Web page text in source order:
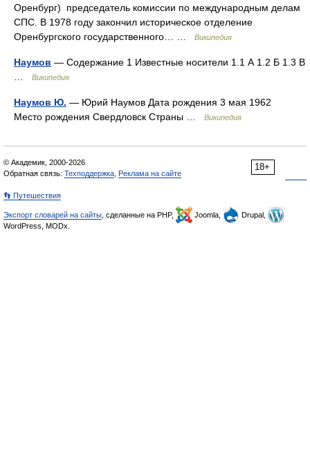
Оренбург) председатель комиссии по международным делам
СПС. В 1978 году закончил историческое отделение
Оренбургского государственного… …
Википедия
Наумов — Содержание 1 Известные носители 1.1 А 1.2 Б 1.3 В
Википедия
Наумов Ю. — Юрий Наумов Дата рождения 3 мая 1962
Место рождения Свердловск Страны …
Википедия
18+
© Академик, 2000-2026
Обратная связь: Техподдержка Реклама на сайте
👣 Путешествия
Экспорт словарей на сайты , сделанные на PHP, Joomla,
Drupal,
WordPress, MODx.